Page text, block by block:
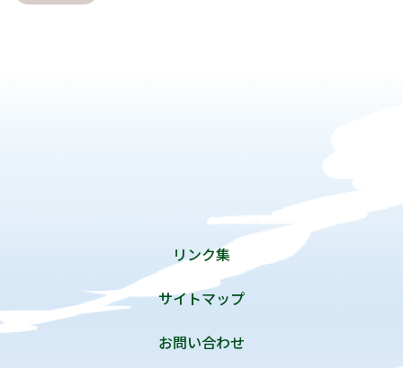
リンク集
サイトマップ
お問い合わせ